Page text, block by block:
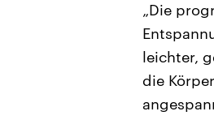
„Die
leichter,
die